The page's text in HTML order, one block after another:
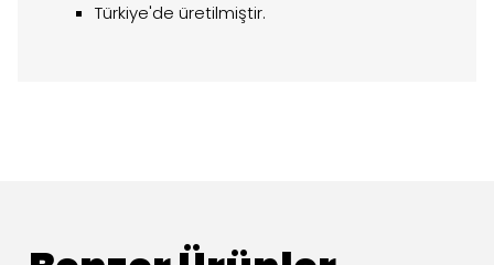
Türkiye'de üretilmiştir.